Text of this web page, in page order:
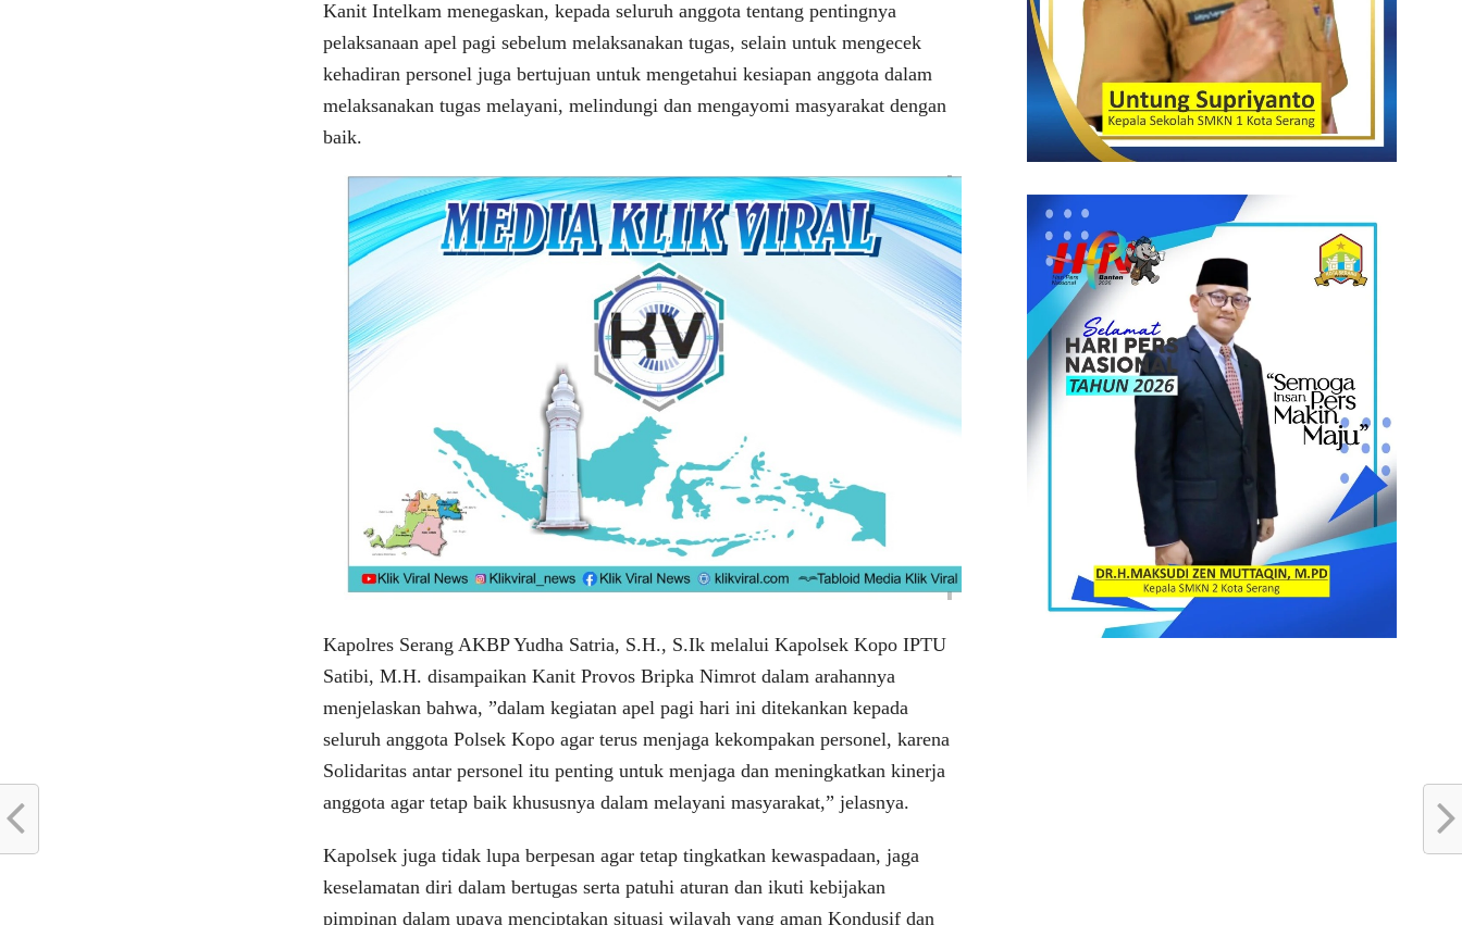
Kanit Intelkam menegaskan, kepada seluruh anggota tentang pentingnya
pelaksanaan apel pagi sebelum melaksanakan tugas, selain untuk mengecek
kehadiran personel juga bertujuan untuk mengetahui kesiapan anggota dalam
melaksanakan tugas melayani, melindungi dan mengayomi masyarakat dengan
baik.
Kapolres Serang AKBP Yudha Satria, S.H., S.Ik melalui Kapolsek Kopo IPTU
Satibi, M.H. disampaikan Kanit Provos Bripka Nimrot dalam arahannya
menjelaskan bahwa, ”dalam kegiatan apel pagi hari ini ditekankan kepada
seluruh anggota Polsek Kopo agar terus menjaga kekompakan personel, karena
Solidaritas antar personel itu penting untuk menjaga dan meningkatkan kinerja
anggota agar tetap baik khususnya dalam melayani masyarakat,” jelasnya.
Kapolsek juga tidak lupa berpesan agar tetap tingkatkan kewaspadaan, jaga
keselamatan diri dalam bertugas serta patuhi aturan dan ikuti kebijakan
pimpinan dalam upaya menciptakan situasi wilayah yang aman Kondusif dan